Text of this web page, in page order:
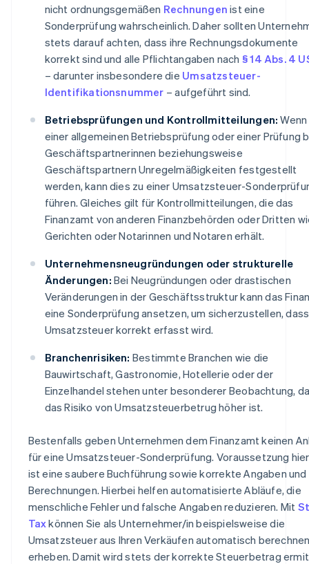
nicht ordnungsgemäßen Rechnungen ist eine
Sonderprüfung wahrscheinlich. Daher sollten
stets darauf achten, dass ihre Rechnungsdokumente
korrekt sind und alle Pflichtangaben nach § 14 Abs. 4
– darunter insbesondere die Umsatzsteuer-
Identifikationsnummer – aufgeführt sind.
Betriebsprüfungen und Kontrollmitteilungen:
einer allgemeinen Betriebsprüfung oder einer Prüfung
Geschäftspartnerinnen beziehungsweise
Geschäftspartnern Unregelmäßigkeiten festgestellt
werden, kann dies zu einer Umsatzsteuer-
führen. Gleiches gilt für Kontrollmitteilungen, die das
Finanzamt von anderen Finanzbehörden oder Dritten
Gerichten oder Notarinnen und Notaren erhält.
Unternehmensneugründungen oder strukturelle
Änderungen: Bei Neugründungen oder drastischen
Veränderungen in der Geschäftsstruktur kann das
eine Sonderprüfung ansetzen, um sicherzustellen,
Umsatzsteuer korrekt erfasst wird.
Branchenrisiken: Bestimmte Branchen wie die
Bauwirtschaft, Gastronomie, Hotellerie oder der
Einzelhandel stehen unter besonderer Beobachtung,
das Risiko von Umsatzsteuerbetrug höher ist.
Bestenfalls geben Unternehmen dem Finanzamt keinen
für eine Umsatzsteuer-Sonderprüfung. Voraussetzung
ist eine saubere Buchführung sowie korrekte Angaben und
Berechnungen. Hierbei helfen automatisierte Abläufe, die
menschliche Fehler und falsche Angaben reduzieren. Mit
Taxkönnen Sie als Unternehmer/in beispielsweise die
Umsatzsteuer aus Ihren Verkäufen automatisch
erheben. Damit wird stets der korrekte Steuerbetrag